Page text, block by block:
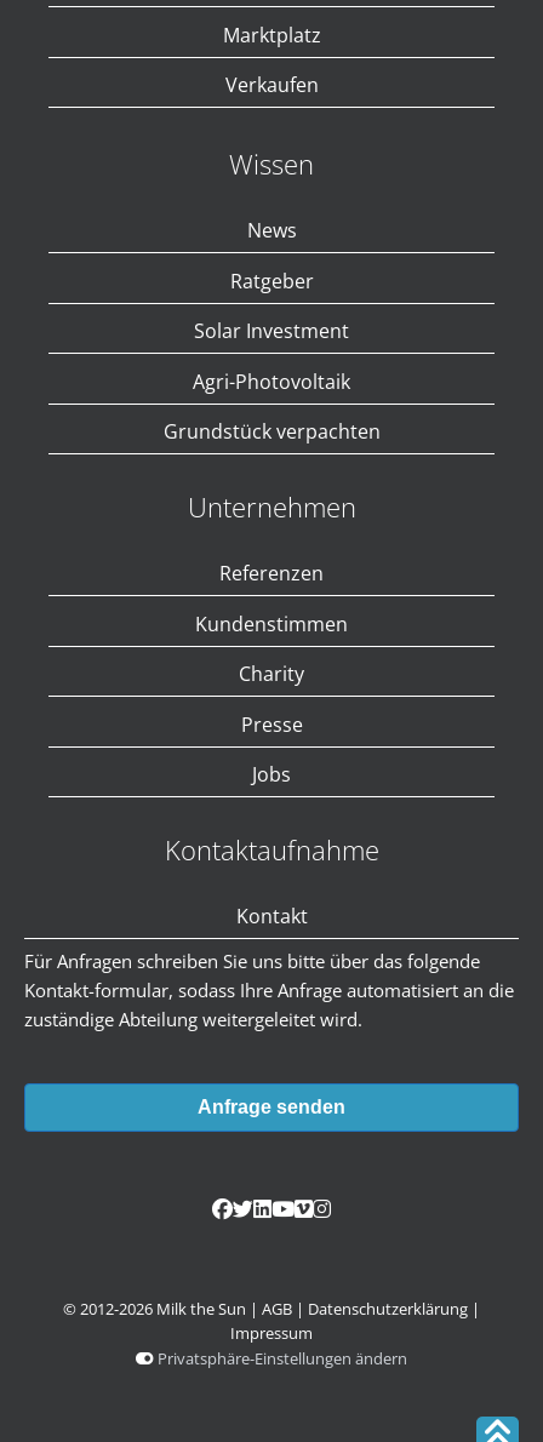
Marktplatz
Verkaufen
Wissen
News
Ratgeber
Solar Investment
Agri-Photovoltaik
Grundstück verpachten
Unternehmen
Referenzen
Kundenstimmen
Charity
Presse
Jobs
Kontaktaufnahme
Kontakt
Für Anfragen schreiben Sie uns bitte über das folgende
Kontakt-formular, sodass Ihre Anfrage automatisiert an die
zuständige Abteilung weitergeleitet wird.
Anfrage senden
© 2012-2026 Milk the Sun | AGB | Datenschutzerklärung |
Impressum
Privatsphäre-Einstellungen ändern